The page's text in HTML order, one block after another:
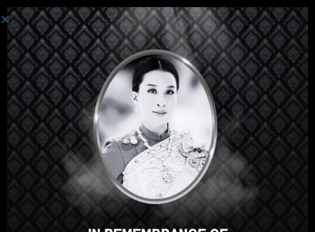
ເຂົ້າສູ່ລະບົບ
Hey there, great course, right?
Do you like this course?
ENROLL COURSE